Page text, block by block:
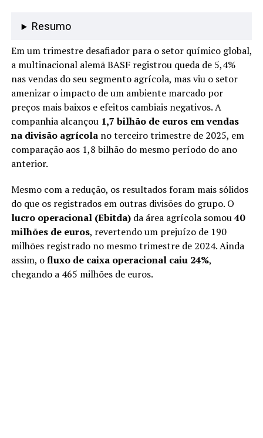
Resumo
Em um trimestre desafiador para o setor químico global,
a multinacional alemã BASF registrou queda de 5,4%
nas vendas do seu segmento agrícola, mas viu o setor
amenizar o impacto de um ambiente marcado por
preços mais baixos e efeitos cambiais negativos. A
companhia alcançou 1,7 bilhão de euros em vendas
na divisão agrícolano terceiro trimestre de 2025, em
comparação aos 1,8 bilhão do mesmo período do ano
anterior.
Mesmo com a redução, os resultados foram mais sólidos
do que os registrados em outras divisões do grupo. O
lucro operacional (Ebitda)da área agrícola somou40
milhões de euros, revertendo um prejuízo de 190
milhões registrado no mesmo trimestre de 2024. Ainda
assim, ofluxo de caixa operacional caiu 24%,
chegando a 465 milhões de euros.